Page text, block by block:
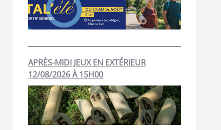
APRÈS-MIDI JEUX EN EXTÉRIEUR
12/08/2026 À 15H00